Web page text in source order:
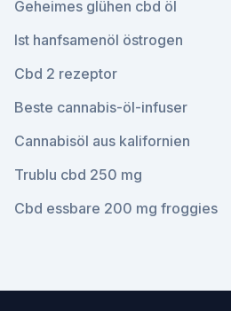
Geheimes glühen cbd öl
Ist hanfsamenöl östrogen
Cbd 2 rezeptor
Beste cannabis-öl-infuser
Cannabisöl aus kalifornien
Trublu cbd 250 mg
Cbd essbare 200 mg froggies